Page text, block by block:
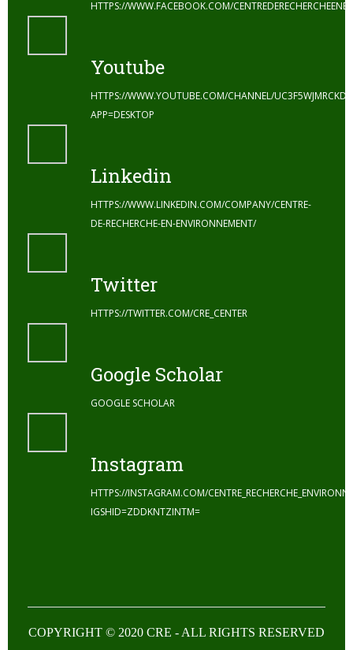
HTTPS://WWW.FACEBOOK.COM/
Youtube
HTTPS://WWW.YOUTUBE.COM/CHANNEL/
APP=DESKTOP
Linkedin
HTTPS://WWW.LINKEDIN.COM/COMPANY/CENTRE-
DE-RECHERCHE-EN-ENVIRONNEMENT/
Twitter
HTTPS://TWITTER.COM/CRE_CENTER
Google Scholar
GOOGLE SCHOLAR
Instagram
HTTPS://INSTAGRAM.COM/
IGSHID=ZDDKNTZINTM=
COPYRIGHT © 2020 CRE - ALL RIGHTS RESERVED